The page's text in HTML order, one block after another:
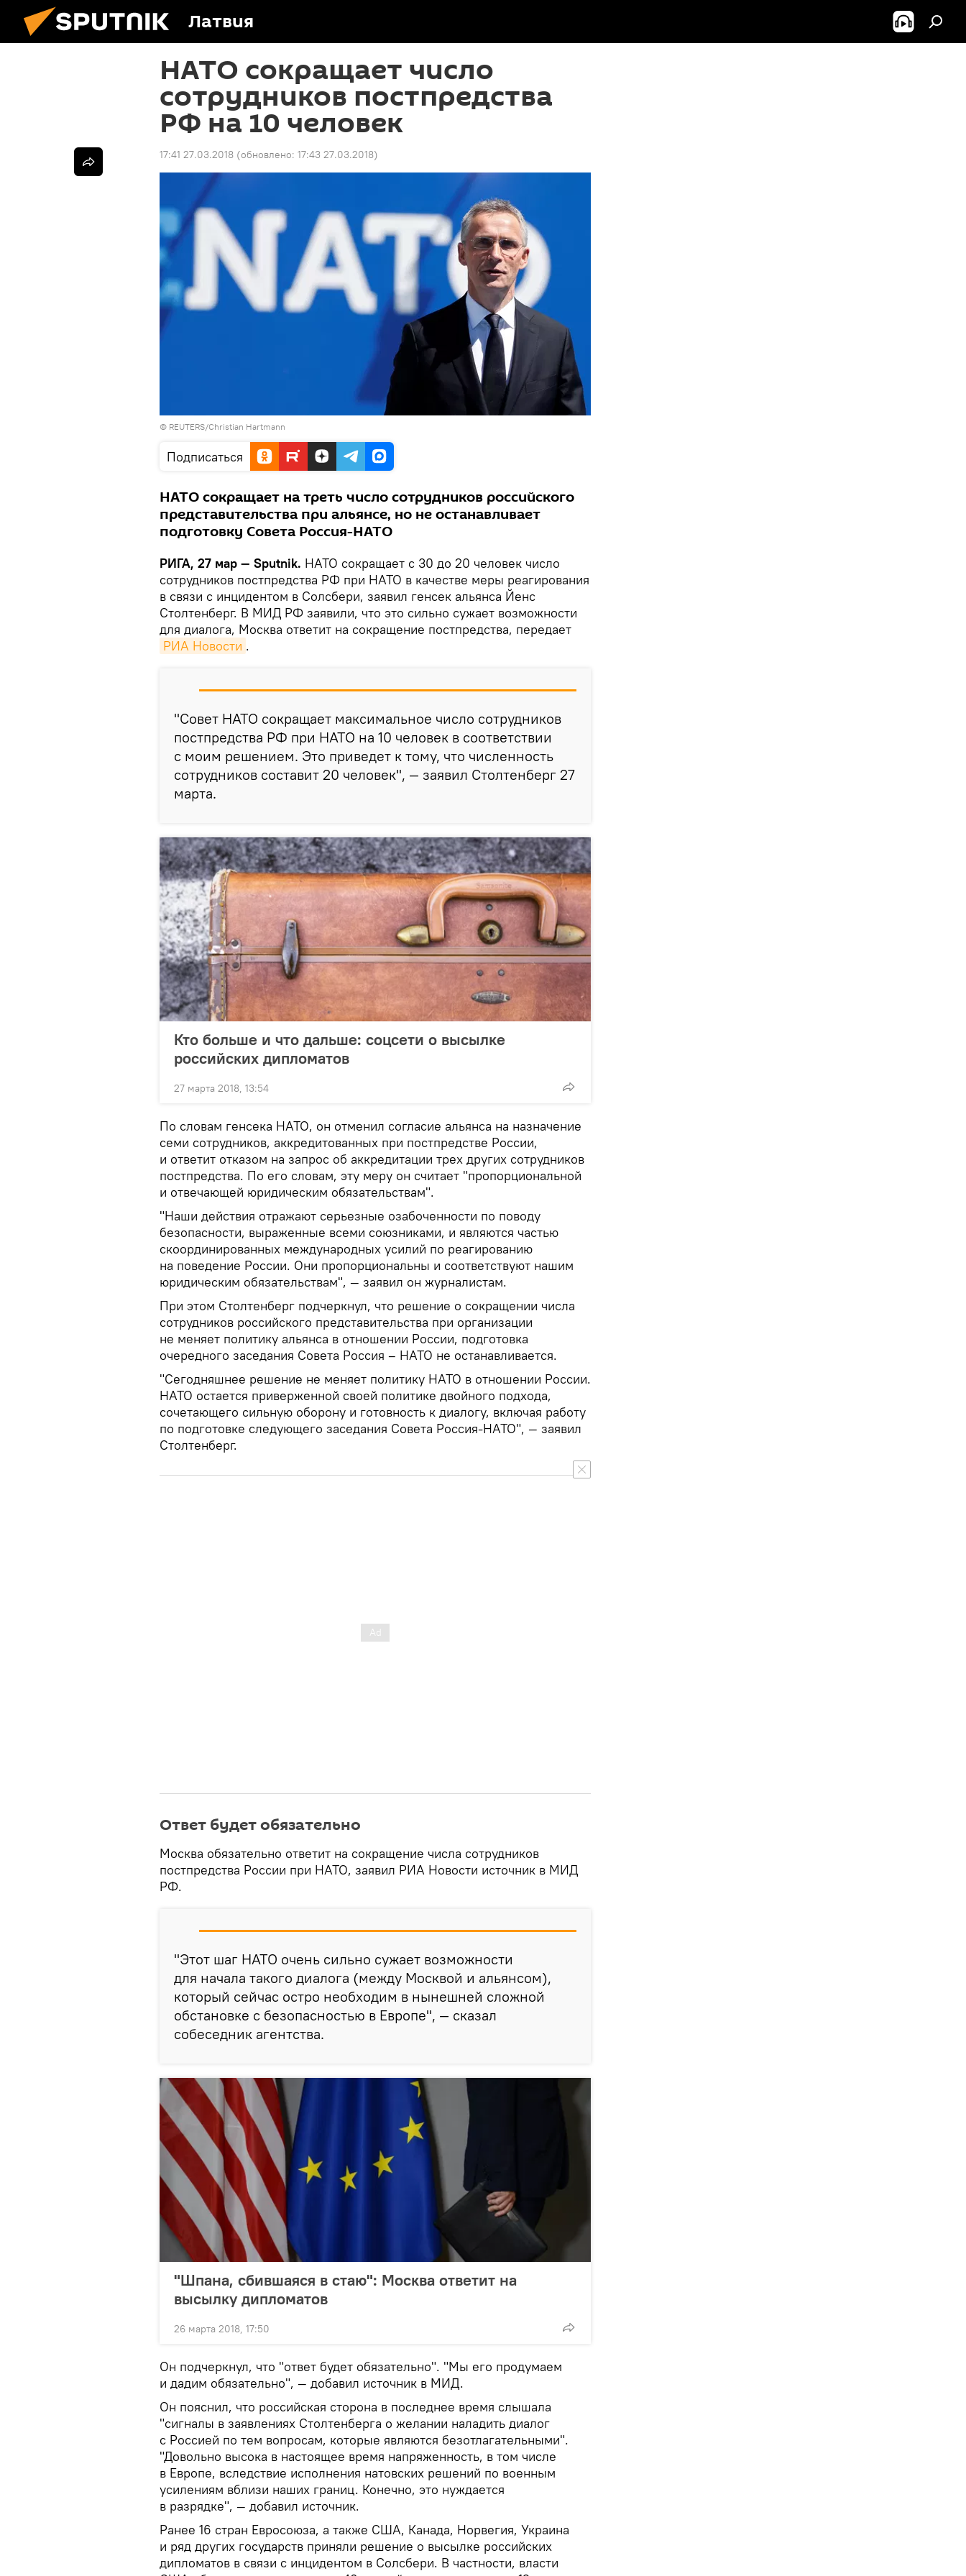
Латвия
НАТО сокращает число
сотрудников постпредства
РФ на 10 человек
17:41 27.03.2018 (обновлено: 17:43 27.03.2018)
© REUTERS/Christian Hartmann
Подписаться
НАТО сокращает на треть число сотрудников российского
представительства при альянсе, но не останавливает
подготовку Совета Россия-НАТО
РИГА, 27 мар — Sputnik. НАТО сокращает с 30 до 20 человек число
сотрудников постпредства РФ при НАТО в качестве меры реагирования
в связи с инцидентом в Солсбери, заявил генсек альянса Йенс
Столтенберг. В МИД РФ заявили, что это сильно сужает возможности
для диалога, Москва ответит на сокращение постпредства, передает
РИА Новости .
"Совет НАТО сокращает максимальное число сотрудников
постпредства РФ при НАТО на 10 человек в соответствии
с моим решением. Это приведет к тому, что численность
сотрудников составит 20 человек", — заявил Столтенберг 27
марта.
Кто больше и что дальше: соцсети о высылке
российских дипломатов
27 марта 2018, 13:54
По словам генсека НАТО, он отменил согласие альянса на назначение
семи сотрудников, аккредитованных при постпредстве России,
и ответит отказом на запрос об аккредитации трех других сотрудников
постпредства. По его словам, эту меру он считает "пропорциональной
и отвечающей юридическим обязательствам".
"Наши действия отражают серьезные озабоченности по поводу
безопасности, выраженные всеми союзниками, и являются частью
скоординированных международных усилий по реагированию
на поведение России. Они пропорциональны и соответствуют нашим
юридическим обязательствам", — заявил он журналистам.
При этом Столтенберг подчеркнул, что решение о сокращении числа
сотрудников российского представительства при организации
не меняет политику альянса в отношении России, подготовка
очередного заседания Совета Россия – НАТО не останавливается.
"Сегодняшнее решение не меняет политику НАТО в отношении России.
НАТО остается приверженной своей политике двойного подхода,
сочетающего сильную оборону и готовность к диалогу, включая работу
по подготовке следующего заседания Совета Россия-НАТО", — заявил
Столтенберг.
Ответ будет обязательно
Москва обязательно ответит на сокращение числа сотрудников
постпредства России при НАТО, заявил РИА Новости источник в МИД
РФ.
"Этот шаг НАТО очень сильно сужает возможности
для начала такого диалога (между Москвой и альянсом),
который сейчас остро необходим в нынешней сложной
обстановке с безопасностью в Европе", — сказал
собеседник агентства.
"Шпана, сбившаяся в стаю": Москва ответит на
высылку дипломатов
26 марта 2018, 17:50
Он подчеркнул, что "ответ будет обязательно". "Мы его продумаем
и дадим обязательно", — добавил источник в МИД.
Он пояснил, что российская сторона в последнее время слышала
"сигналы в заявлениях Столтенберга о желании наладить диалог
с Россией по тем вопросам, которые являются безотлагательными".
"Довольно высока в настоящее время напряженность, в том числе
в Европе, вследствие исполнения натовских решений по военным
усилениям вблизи наших границ. Конечно, это нуждается
в разрядке", — добавил источник.
Ранее 16 стран Евросоюза, а также США, Канада, Норвегия, Украина
и ряд других государств приняли решение о высылке российских
дипломатов в связи с инцидентом в Солсбери. В частности, власти